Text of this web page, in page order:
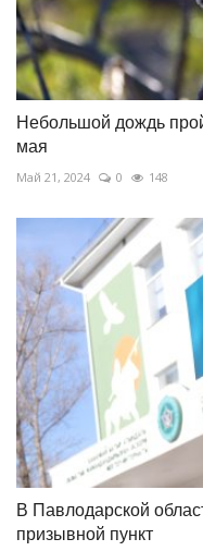
Небольшой дождь
мая
Май 21, 2024 0 148
В Павлодарской
призывной пункт